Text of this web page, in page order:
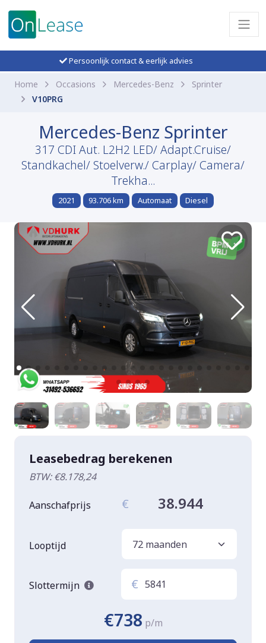
Persoonlijk contact & eerlijk advies
Home Occasions Mercedes-Benz
Sprinter
V10PRG
Mercedes-Benz Sprinter
317 CDI Aut. L2H2 LED/ Adapt.Cruise/
Standkachel/ Stoelverw./ Carplay/ Camera/
Trekha...
2021 93.706 km Automaat Diesel
Leasebedrag berekenen
BTW: €8.178,24
Aanschafprijs € 38.944
Looptijd
Slottermijn €
€738 p/m